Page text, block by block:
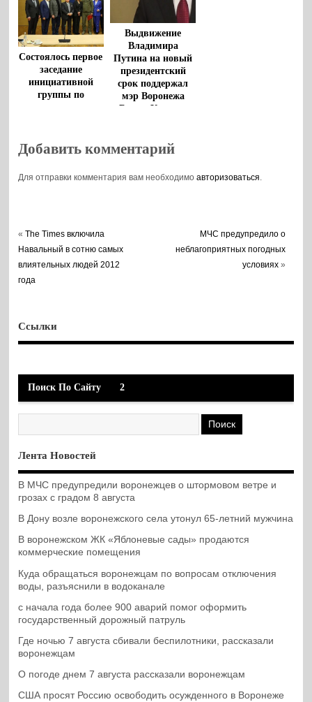
Состоялось первое
заседание
инициативной
группы по
выборы
Выдвижение
Владимира
Путина на новый
президентский
срок поддержал
мэр Воронежа
Вадим Кстенин
Добавить комментарий
Для отправки комментария вам необходимоавторизоваться.
«The Times включила
Навальный в сотню самых
влиятельных людей 2012
года
МЧС предупредило о
неблагоприятных погодных
условиях »
Ссылки
Поиск По Сайту 2
Лента Новостей
В МЧС предупредили воронежцев о штормовом ветре и
грозах с градом 8 августа
В Дону возле воронежского села утонул 65-летний мужчина
В воронежском ЖК «Яблоневые сады» продаются
коммерческие помещения
Куда обращаться воронежцам по вопросам отключения
воды, разъяснили в водоканале
с начала года более 900 аварий помог оформить
государственный дорожный патруль
Где ночью 7 августа сбивали беспилотники, рассказали
воронежцам
О погоде днем 7 августа рассказали воронежцам
США просят Россию освободить осужденного в Воронеже